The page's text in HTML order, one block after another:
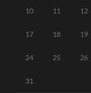
10 11 12
17 18 19
24 25 26
31